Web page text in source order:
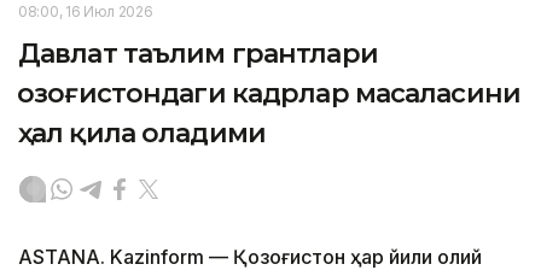
08:00, 16 Июл 2026
Давлат таълим грантлари
Қозоғистондаги кадрлар масаласини
ҳал қила оладими
ASTANA. Kazinform — Қозоғистон ҳар йили олий